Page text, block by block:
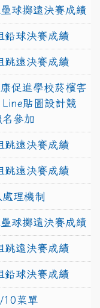
球擲遠決賽成績
鉛球決賽成績
跳遠決賽成績
促進學校菸檳害
貼圖設計競
參加
跳遠決賽成績
跳遠決賽成績
理機制
球擲遠決賽成績
跳遠決賽成績
鉛球決賽成績
10菜單